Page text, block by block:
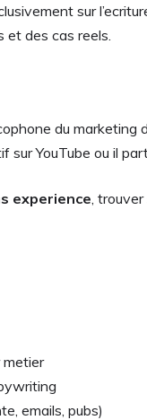
sur
des cas reels.
du
YouTube ou il
experience ,
metier
emails, pubs)